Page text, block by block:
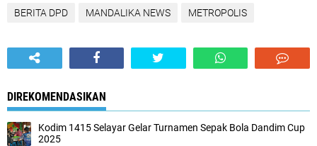
BERITA DPD MANDALIKA NEWS METROPOLIS
DIREKOMENDASIKAN
Kodim 1415 Selayar Gelar Turnamen Sepak Bola Dandim Cup
2025